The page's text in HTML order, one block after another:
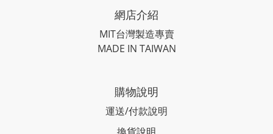
網店介紹
MIT台灣製造專賣
MADE IN TAIWAN
購物說明
運送/付款說明